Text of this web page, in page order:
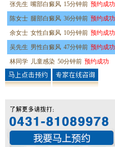
张先生 嘴部白癜风 15分钟前 预约成功
陈女士 腿部白癜风 36分钟前 预约成功
余女士 女性白癜风 10分钟前 预约成功
吴先生 男性白癜风 47分钟前 预约成功
林同学 儿童感染 50分钟前 预约成功